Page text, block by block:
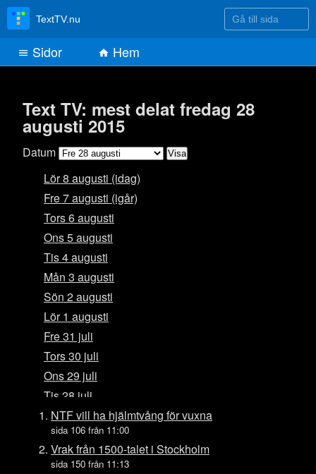
Text TV: mest delat fredag 28
augusti 2015
Datum
Lör 8 augusti (idag)
Fre 7 augusti (igår)
Tors 6 augusti
Ons 5 augusti
Tis 4 augusti
Mån 3 augusti
Sön 2 augusti
Lör 1 augusti
Fre 31 juli
Tors 30 juli
Ons 29 juli
Tis 28 juli
Mån 27 juli
Sön 26 juli
Lör 25 juli
NTF vill ha hjälmtvång för vuxna
sida 106 från 11:00
Vrak från 1500-talet i Stockholm
sida 150 från 11:13
TextTV.nu Gå till sida
Sidor Hem